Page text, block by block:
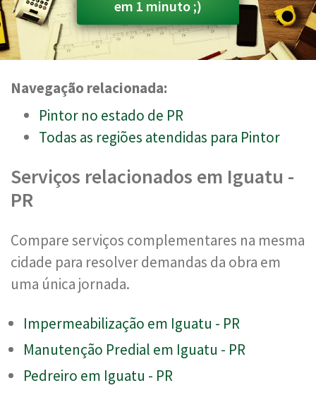
em 1 minuto ;)
Navegação relacionada:
Pintor no estado de PR
Todas as regiões atendidas para Pintor
Serviços relacionados em Iguatu -
PR
Compare serviços complementares na mesma
cidade para resolver demandas da obra em
uma única jornada.
Impermeabilização em Iguatu - PR
Manutenção Predial em Iguatu - PR
Pedreiro em Iguatu - PR